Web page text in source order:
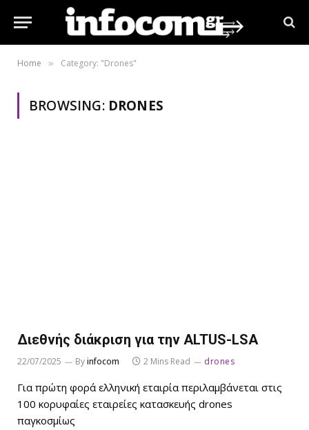
Home » Category: "Drones"
BROWSING: DRONES
Διεθνής διάκριση για την ALTUS-LSA
22/07/2025 Byinfocom 2 Mins Read drones
Για πρώτη φορά ελληνική εταιρία περιλαμβάνεται στις
100 κορυφαίες εταιρείες κατασκευής drones
παγκοσμίως